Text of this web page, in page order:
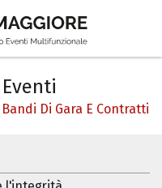
Eventi
Bandi Di Gara E Contratti